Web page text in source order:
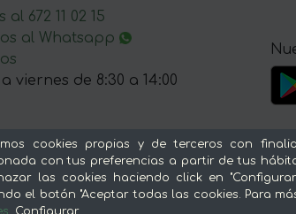
al 672 11 02 15
al Whatsapp
a viernes de 8:30 a 14:00
secciones
cookies propias y de terceros con
con tus preferencias a partir de tus
las cookies haciendo click en
el botón "Aceptar todas las cookies. Para
Configurar